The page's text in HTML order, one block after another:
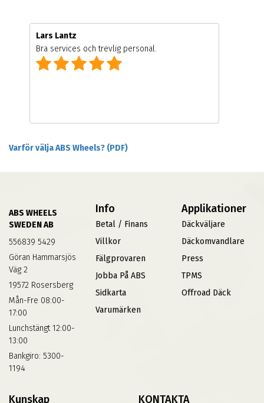
Lars Lantz
Bra services och trevlig personal.
Varför välja ABS Wheels? (PDF)
ABS WHEELS
SWEDEN AB
556839 5429
Göran Hammarsjös
Väg 2
19572 Rosersberg
Mån-Fre 08:00-
17:00
Lunchstängt 12:00-
13:00
Bankgiro: 5300-
1194
Info
Betal / Finans
Villkor
Fälgprovaren
Jobba På ABS
Sidkarta
Varumärken
Applikationer
Däckväljare
Däckomvandlare
Press
TPMS
Offroad Däck
Kunskap KONTAKTA